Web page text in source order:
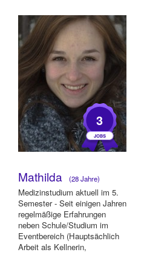
3
Mathilda (28 Jahre)
Medizinstudium aktuell im 5.
Semester - Seit einigen Jahren
regelmäßige Erfahrungen
neben Schule/Studium im
Eventbereich (Hauptsächlich
Arbeit als Kellnerin,